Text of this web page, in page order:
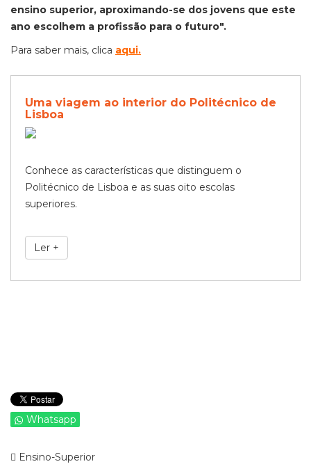
ensino superior, aproximando-se dos jovens que este
ano escolhem a profissão para o futuro".
Para saber mais, clica aqui.
Uma viagem ao interior do Politécnico de
Lisboa
Conhece as características que distinguem o
Politécnico de Lisboa e as suas oito escolas
superiores.
Ler +
Whatsapp
Ensino-Superior